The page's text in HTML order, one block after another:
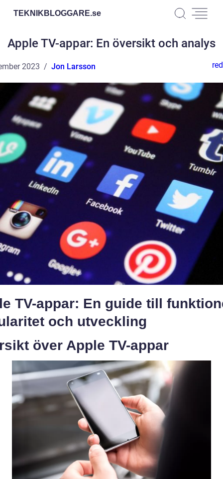
TEKNIKBLOGGARE.se
Apple TV-appar: En översikt och analys
2023 Jon Larsson
TV-appar: En guide till
och utveckling
över Apple TV-appar